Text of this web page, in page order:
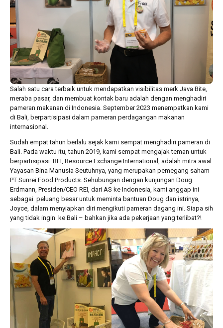
Salah satu cara terbaik untuk mendapatkan visibilitas merk Java Bite,
meraba pasar, dan membuat kontak baru adalah dengan menghadiri
pameran makanan di Indonesia. September 2023 menempatkan kami
di Bali, berpartisipasi dalam pameran perdagangan makanan
internasional.
Sudah empat tahun berlalu sejak kami sempat menghadiri pameran di
Bali. Pada waktu itu, tahun 2019, kami sempat mengajak teman untuk
berpartisipasi. REI, Resource Exchange International, adalah mitra awal
Yayasan Bina Manusia Seutuhnya, yang merupakan pemegang saham
PT Sunrei Food Products. Sehubungan dengan kunjungan Doug
Erdmann, Presiden/CEO REI, dari AS ke Indonesia, kami anggap ini
sebagai peluang besar untuk meminta bantuan Doug dan istrinya,
Joyce, dalam menyiapkan diri mengikuti pameran dagang ini. Siapa sih
yang tidak ingin ke Bali – bahkan jika ada pekerjaan yang terlibat?!